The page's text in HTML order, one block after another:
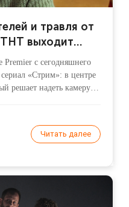
и травля от
выходит
с сегодняшнего
«Стрим»: в центре
решает надеть камеру и
в сериале «Трудные
Читать далее